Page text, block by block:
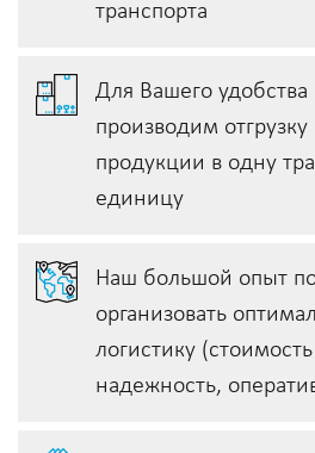
транспорта
Для Вашего
производим
продукции в одну
единицу
Наш большой опыт
организовать
логистику
надежность,